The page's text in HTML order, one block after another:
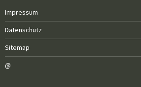
Impressum
Datenschutz
Sitemap
@